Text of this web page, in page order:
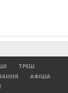
ТРЕШ
АФІША